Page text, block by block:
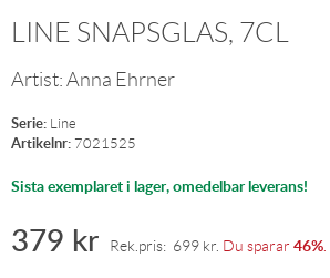
LINE SNAPSGLAS, 7CL
Artist: Anna Ehrner
Serie: Line
Artikelnr: 7021525
Sista exemplaret i lager, omedelbar leverans!
379 kr Rek.pris: 699 kr Du sparar 46%